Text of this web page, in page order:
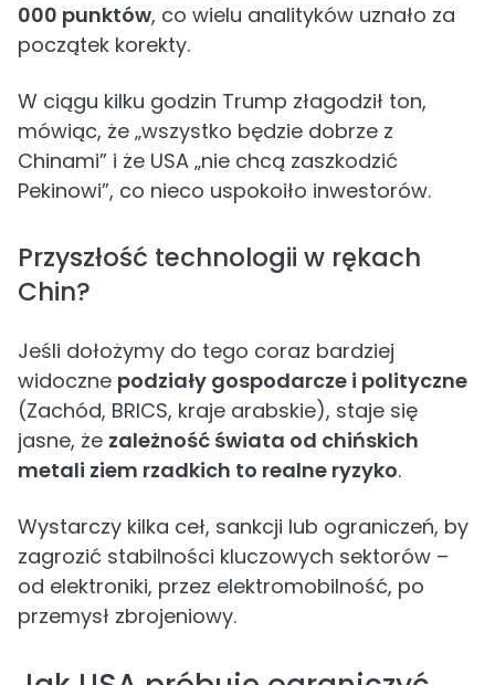
000 punktów, co wielu analityków uznało za
początek korekty.
W ciągu kilku godzin Trump złagodził ton,
mówiąc, że „wszystko będzie dobrze z
Chinami” i że USA „nie chcą zaszkodzić
Pekinowi”, co nieco uspokoiło inwestorów.
Przyszłość technologii w rękach
Chin?
Jeśli dołożymy do tego coraz bardziej
widoczne podziały gospodarcze i polityczne
(Zachód, BRICS, kraje arabskie), staje się
jasne, że zależność świata od chińskich
metali ziem rzadkich to realne ryzyko.
Wystarczy kilka ceł, sankcji lub ograniczeń, by
zagrozić stabilności kluczowych sektorów –
od elektroniki, przez elektromobilność, po
przemysł zbrojeniowy.